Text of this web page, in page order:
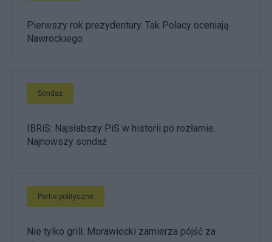
Pierwszy rok prezydentury. Tak Polacy oceniają
Nawrockiego
Sondaż
IBRiS: Najsłabszy PiS w historii po rozłamie.
Najnowszy sondaż
Partie polityczne
Nie tylko grill. Morawiecki zamierza pójść za